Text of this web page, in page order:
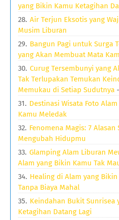
yang Bikin Kamu Ketagihan
Air Terjun Eksotis yang
Musim Liburan
Bangun Pagi untuk Surga
yang Akan Membuat Mata
Curug Tersembunyi yang
Tak Terlupakan Temukan
Memukau di Setiap Sudutnya
Destinasi Wisata Foto
Kamu Meledak
Fenomena Magis: 7
Mengubah Hidupmu
Glamping Alam Liburan
Alam yang Bikin Kamu Tak
Healing di Alam yang
Tanpa Biaya Mahal
Keindahan Bukit Sunrisea
Ketagihan Datang Lagi